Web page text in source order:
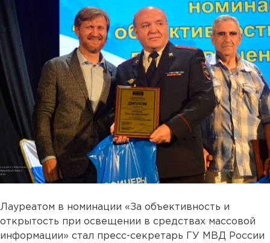
Лауреатом в номинации «За объективность и
открытость при освещении в средствах массовой
информации» стал пресс-секретарь ГУ МВД России